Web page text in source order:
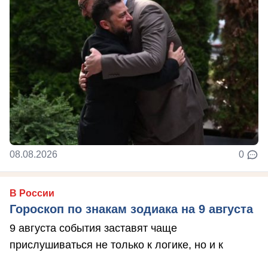
08.08.2026 0
В России
Гороскоп по знакам зодиака на 9 августа
9 августа события заставят чаще
прислушиваться не только к логике, но и к